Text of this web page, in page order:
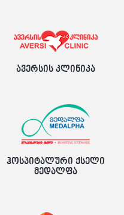
ავერსის კლინიკა
ჰოსპიტალური ქსელი
მედალფა